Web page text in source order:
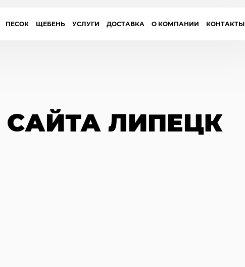
ПЕСОК ЩЕБЕНЬ УСЛУГИ ДОСТАВКА О КОМПАНИИ КОНТАКТЫ
САЙТА ЛИПЕЦК